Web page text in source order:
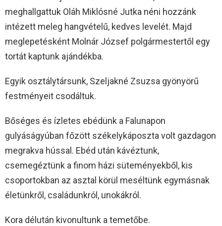
meghallgattuk Oláh Miklósné Jutka néni hozzánk
intézett meleg hangvételű, kedves levelét. Majd
meglepetésként Molnár József polgármestertől egy
tortát kaptunk ajándékba.
Egyik osztálytársunk, Szeljakné Zsuzsa gyönyörű
festményeit csodáltuk.
Bőséges és ízletes ebédünk a Falunapon
gulyáságyúban főzött székelykáposzta volt gazdagon
megrakva hússal. Ebéd után kávéztunk,
csemegéztünk a finom házi süteményekből, kis
csoportokban az asztal körül meséltünk egymásnak
életünkről, családunkról, unokákról.
Kora délután kivonultunk a temetőbe.